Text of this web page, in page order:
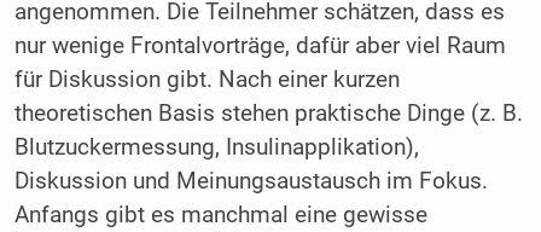
angenommen. Die Teilnehmer schätzen, dass es
nur wenige Frontalvorträge, dafür aber viel Raum
für Diskussion gibt. Nach einer kurzen
theoretischen Basis stehen praktische Dinge (z. B.
Blutzuckermessung, Insulinapplikation),
Diskussion und Meinungsaustausch im Fokus.
Anfangs gibt es manchmal eine gewisse